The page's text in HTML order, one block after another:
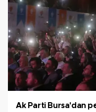
Ak Parti Bursa'dan